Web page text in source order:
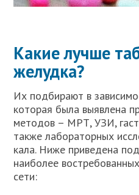
Какие лучше
желудка?
Их подбирают в
которая была выявлена
методов – МРТ, УЗИ,
также лабораторных
кала. Ниже приведена
наиболее
сети: